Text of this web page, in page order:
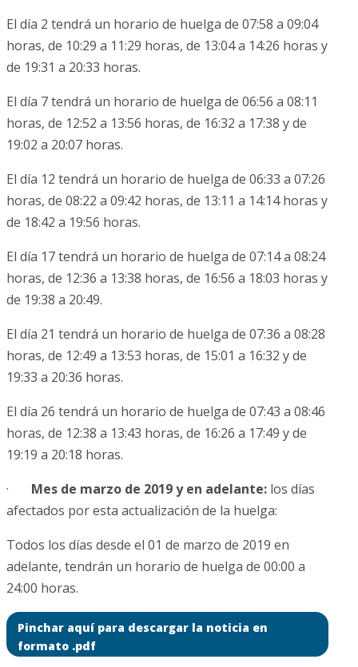
El día 2 tendrá un horario de huelga de 07:58 a 09:04
horas, de 10:29 a 11:29 horas, de 13:04 a 14:26 horas y
de 19:31 a 20:33 horas.
El día 7 tendrá un horario de huelga de 06:56 a 08:11
horas, de 12:52 a 13:56 horas, de 16:32 a 17:38 y de
19:02 a 20:07 horas.
El día 12 tendrá un horario de huelga de 06:33 a 07:26
horas, de 08:22 a 09:42 horas, de 13:11 a 14:14 horas y
de 18:42 a 19:56 horas.
El día 17 tendrá un horario de huelga de 07:14 a 08:24
horas, de 12:36 a 13:38 horas, de 16:56 a 18:03 horas y
de 19:38 a 20:49.
El día 21 tendrá un horario de huelga de 07:36 a 08:28
horas, de 12:49 a 13:53 horas, de 15:01 a 16:32 y de
19:33 a 20:36 horas.
El día 26 tendrá un horario de huelga de 07:43 a 08:46
horas, de 12:38 a 13:43 horas, de 16:26 a 17:49 y de
19:19 a 20:18 horas.
· Mes de marzo de 2019 y en adelante: los días
afectados por esta actualización de la huelga:
Todos los días desde el 01 de marzo de 2019 en
adelante, tendrán un horario de huelga de 00:00 a
24:00 horas.
Pinchar aquí para descargar la noticia en
formato .pdf